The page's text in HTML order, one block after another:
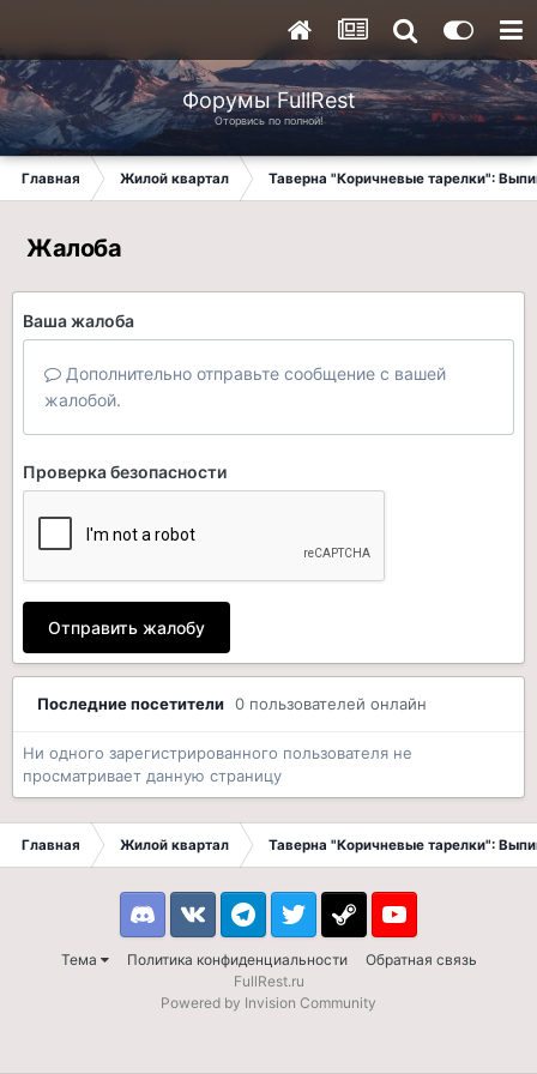
Форумы FullRest
Оторвись по полной!
Главная Жилой квартал Таверна "Коричневые тарелки":
Жалоба
Ваша жалоба
Дополнительно отправьте сообщение с вашей
жалобой.
Проверка безопасности
Отправить жалобу
Последние посетители 0 пользователей онлайн
Ни одного зарегистрированного пользователя не
просматривает данную страницу
Главная Жилой квартал Таверна "Коричневые тарелки":
Тема Политика конфиденциальности Обратная связь
DiscordVK TelegramTwitter Steam Youtube
FullRest.ru
Powered by Invision Community